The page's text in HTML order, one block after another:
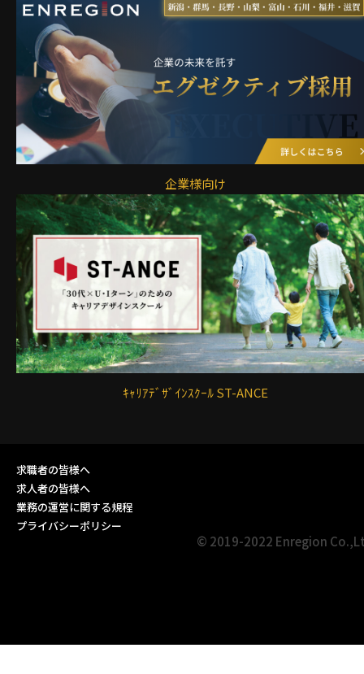
企業様向け
ｷｬﾘｱﾃﾞｻﾞｲﾝｽｸｰﾙ ST-ANCE
求職者の皆様へ
求人者の皆様へ
業務の運営に関する規程
プライバシーポリシー
© 2019-2022 Enregion